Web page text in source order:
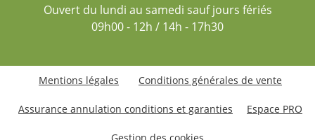
Ouvert du lundi au samedi sauf jours fériés
09h00 - 12h / 14h - 17h30
Mentions légales Conditions générales de vente
Assurance annulation conditions et garanties Espace PRO